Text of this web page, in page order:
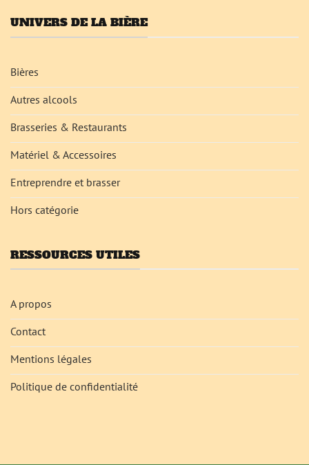
UNIVERS DE LA BIÈRE
Bières
Autres alcools
Brasseries & Restaurants
Matériel & Accessoires
Entreprendre et brasser
Hors catégorie
RESSOURCES UTILES
A propos
Contact
Mentions légales
Politique de confidentialité